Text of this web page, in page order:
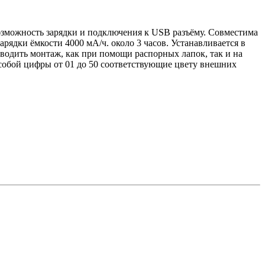
зарядки и подключения к USB разъёму. Совместима
ёмкости 4000 мА/ч. около 3 часов. Устанавливается в
монтаж, как при помощи распорных лапок, так и на
цифры от 01 до 50 соответствующие цвету внешних